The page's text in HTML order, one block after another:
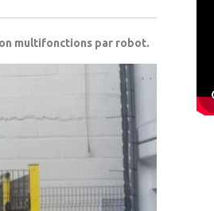
multifonctions par robot.